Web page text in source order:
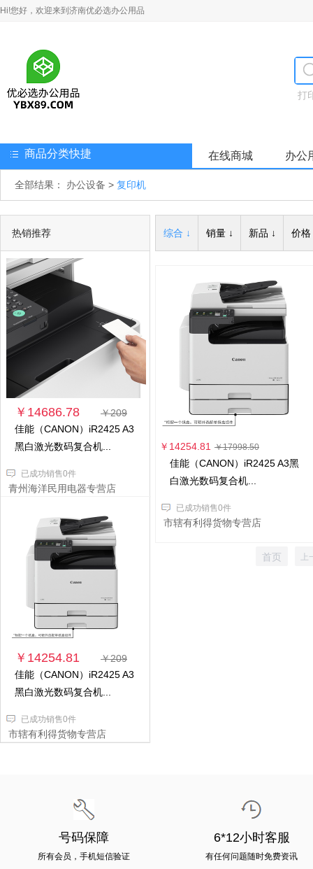
Hi!您好，欢迎来到济南优必选办公用品
打
商品分类快捷 在线商城 办公
全部结果： 办公设备 > 复印机
热销推荐
￥14686.78
￥209
佳能（CANON）iR2425 A3
黑白激光数码复合机...
已成功销售0件
青州海洋民用电器专营店
￥14254.81
￥209
佳能（CANON）iR2425 A3
黑白激光数码复合机...
已成功销售0件
市辖有利得货物专营店
综合 ↓ 销量 ↓ 新品 ↓ 价格
￥14254.81 ￥17998.50
佳能（CANON）iR2425 A3黑
白激光数码复合机...
已成功销售0件
市辖有利得货物专营店
首页 上
号码保障
所有会员，手机短信验证
6*12小时客服
有任何问题随时免费资讯